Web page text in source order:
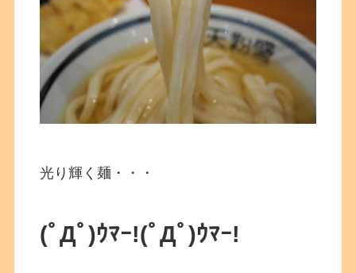
光り輝く麺・・・
(ﾟДﾟ)ｳﾏｰ!(ﾟДﾟ)ｳﾏｰ!